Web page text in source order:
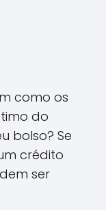
como os
do
bolso? Se
crédito
ser